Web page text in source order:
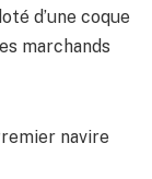
d’une coque
marchands
navire